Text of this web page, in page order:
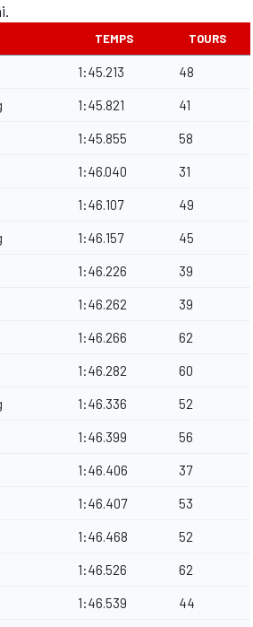
TEMPS TOURS
1:45.213 48
1:45.821 41
1:45.855 58
1:46.040 31
1:46.107 49
1:46.157 45
1:46.226 39
1:46.262 39
1:46.266 62
1:46.282 60
1:46.336 52
1:46.399 56
1:46.406 37
1:46.407 53
1:46.468 52
1:46.526 62
1:46.539 44